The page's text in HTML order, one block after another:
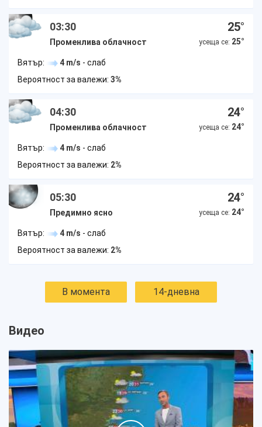
03:30
Променлива облачност
25°
усеща се: 25°
Вятър: 4 m/s - слаб
Вероятност за валежи: 3%
04:30
Променлива облачност
24°
усеща се: 24°
Вятър: 4 m/s - слаб
Вероятност за валежи: 2%
05:30
Предимно ясно
24°
усеща се: 24°
Вятър: 4 m/s - слаб
Вероятност за валежи: 2%
В момента 14-дневна
Видео